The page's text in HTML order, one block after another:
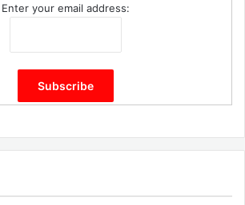
Enter your email address: